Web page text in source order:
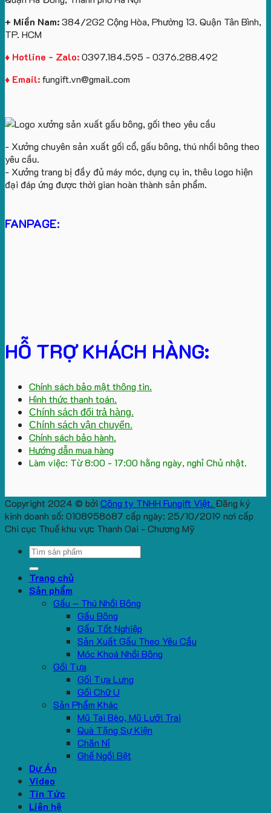
Logo
+ Miền Nam:384/2G2 Cộng Hòa, Phường 13. Quận Tân Bình,
TP. HCM
♦ Hotline - Zalo:0397.184.595 - 0376.288.492
♦ Email:fungift.vn@gmail.com
- Xưởng chuyên sản xuất gối cổ, gấu bông, thú nhồi bông theo
yêu cầu.
- Xưởng trang bị đầy đủ máy móc, dụng cụ in, thêu logo hiện
đại đáp ứng được thời gian hoàn thành sản phẩm.
FANPAGE:
HỖ TRỢ KHÁCH HÀNG:
Chính sách bảo mật thông tin.
Hình thức thanh toán.
Chính sách đổi trả hàng.
Chính sách vận chuyển.
Chính sách bảo hành.
Hướng dẫn mua hàng
Làm việc: Từ 8:00 - 17:00 hằng ngày, nghỉ Chủ nhật.
Copyright 2024 © bởi Công ty TNHH Fungift Việt. Đăng ký
kinh doanh số: 0108958687 cấp ngày: 25/10/2019 nơi cấp
Chi cục Thuế khu vực Thanh Oai - Chương Mỹ
Search
Trang chủ
Sản phẩm
Gấu – Thú Nhồi Bông
Gấu Bông
Gấu Tốt Nghiệp
Sản Xuất Gấu Theo Yêu Cầu
Móc Khoá Nhồi Bông
Gối Tựa
Gối Tựa Lưng
Gối Chữ U
Sản Phẩm Khác
Mũ Tai Bèo, Mũ Lưỡi Trai
Quà Tặng Sự Kiện
Chăn Nỉ
Ghế Ngồi Bệt
Dự Án
Video
Tin Tức
Liên hệ